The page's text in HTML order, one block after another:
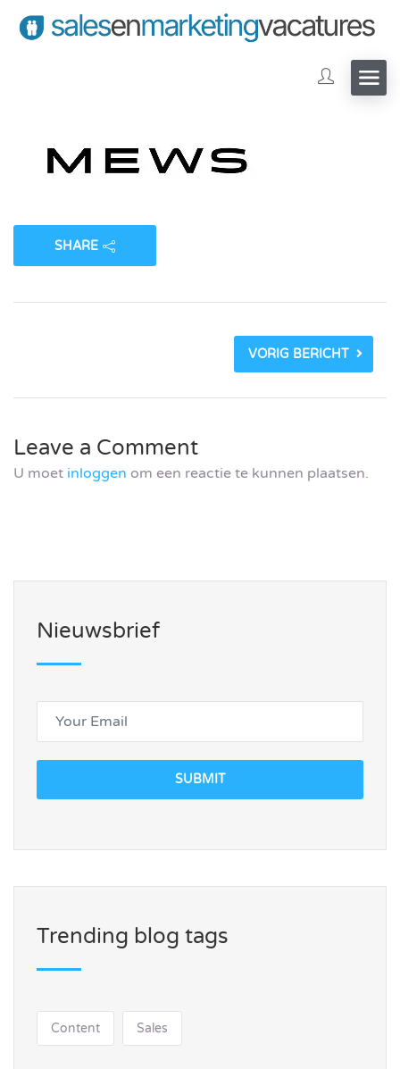
SHARE
VORIG BERICHT
Leave a Comment
U moet inloggen om een reactie te kunnen plaatsen.
Nieuwsbrief
SUBMIT
Trending blog tags
Content Sales